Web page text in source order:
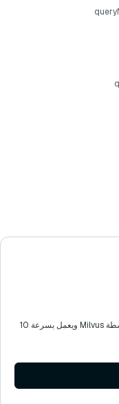
Zilliz Cloud خالي من المتاعب، ويعمل بواسطة Milvus ويعمل بسرعة 10